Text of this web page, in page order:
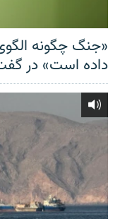
«جنگ چگونه
داده است» در